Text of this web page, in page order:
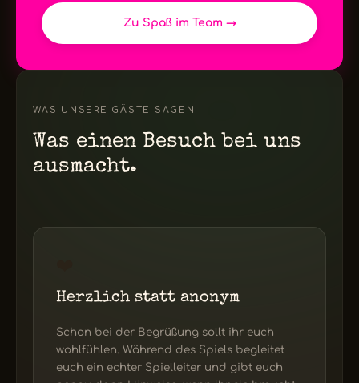
Zu Spaß im Team →
WAS UNSERE GÄSTE SAGEN
Was einen Besuch bei uns
ausmacht.
Herzlich statt anonym
Schon bei der Begrüßung sollt ihr euch
wohlfühlen. Während des Spiels begleitet
euch ein echter Spielleiter und gibt euch